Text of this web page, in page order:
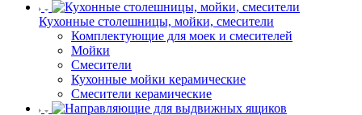
Кухонные столешницы, мойки, смесители
Комплектующие для моек и смесителей
Мойки
Смесители
Кухонные мойки керамические
Смесители керамические